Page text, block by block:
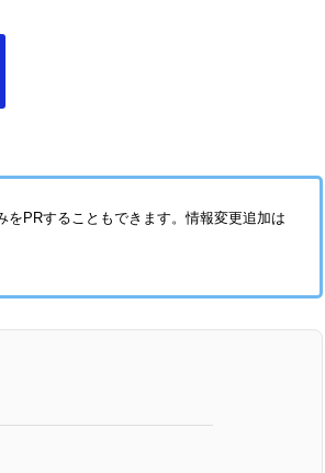
PRすることもできます。情報変更追加は